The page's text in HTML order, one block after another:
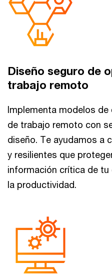
Diseño seguro de
trabajo remoto
Implementa modelos
de trabajo remoto con
diseño. Te ayudamos a
y resilientes que
información crítica de
la productividad.